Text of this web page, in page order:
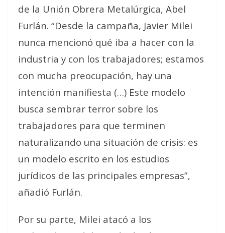
de la Unión Obrera Metalúrgica, Abel
Furlán. “Desde la campaña, Javier Milei
nunca mencionó qué iba a hacer con la
industria y con los trabajadores; estamos
con mucha preocupación, hay una
intención manifiesta (…) Este modelo
busca sembrar terror sobre los
trabajadores para que terminen
naturalizando una situación de crisis: es
un modelo escrito en los estudios
jurídicos de las principales empresas”,
añadió Furlán.
Por su parte, Milei atacó a los